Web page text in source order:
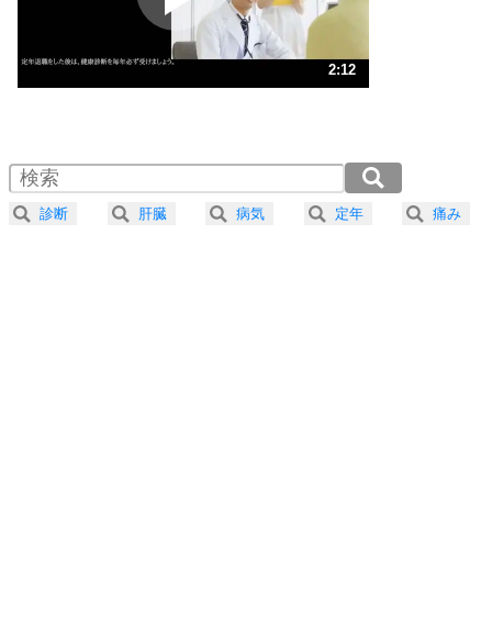
ストレス対策
人生、なんとかなるもの。
気楽に生きる30の方法
4 器の大きい人は、怒りを優しさで表現する。
プラス思考
2:12
2.0倍速 （260KB 1分6秒）
2.5倍速 （208KB 53秒）
3.0倍速 （174KB 44秒）
診断 肝臓 病気 定年 痛み